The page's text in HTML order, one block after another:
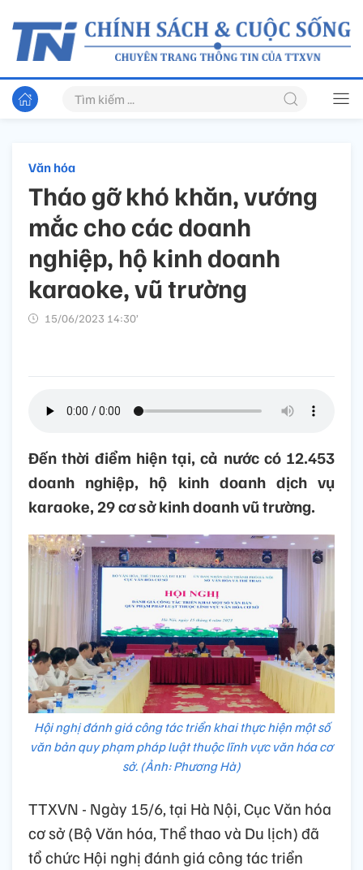
Văn hóa
Tháo gỡ khó khăn, vướng
mắc cho các doanh
nghiệp, hộ kinh doanh
karaoke, vũ trường
15/06/2023 14:30’
Đến thời điểm hiện tại, cả nước có 12.453
doanh nghiệp, hộ kinh doanh dịch vụ
karaoke, 29 cơ sở kinh doanh vũ trường.
Hội nghị đánh giá công tác triển khai thực hiện một số
văn bản quy phạm pháp luật thuộc lĩnh vực văn hóa cơ
sở. (Ảnh: Phương Hà)
TTXVN - Ngày 15/6, tại Hà Nội, Cục Văn hóa
cơ sở (Bộ Văn hóa, Thể thao và Du lịch) đã
tổ chức Hội nghị đánh giá công tác triển